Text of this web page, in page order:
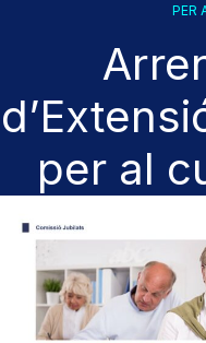
PER
per al